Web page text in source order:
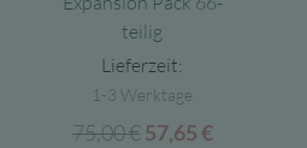
teilig
Lieferzeit:
1-3 Werktage
75,00€ Ursprünglicher
57,65€Aktueller